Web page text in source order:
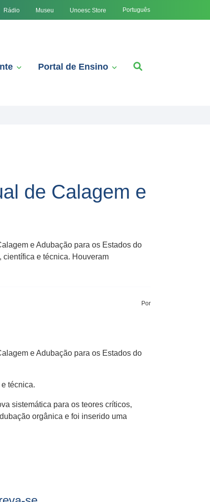
Rádio Museu Unoesc Store Português
Portal de Ensino
de Calagem e
e Adubação para os Estados do
e técnica. Houveram
Por
e Adubação para os Estados do
técnica.
sistemática para os teores críticos,
orgânica e foi inserido uma